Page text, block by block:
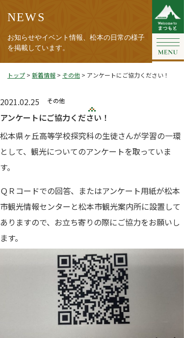
NEWS
お知らせやイベント情報、松本の日常の様子
を掲載しています。
トップ > 新着情報 > その他 > アンケートにご協力ください！
2021.02.25 その他
アンケートにご協力ください！
松本県ヶ丘高等学校探究科の生徒さんが学習の一環
として、観光についてのアンケートを取っていま
す。
ＱＲコードでの回答、またはアンケート用紙が松本
市観光情報センターと松本市観光案内所に設置して
ありますので、お立ち寄りの際にご協力をお願いし
ます。